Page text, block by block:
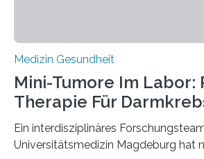
Medizin Gesundheit
Mini-Tumore Im Labor:
Therapie Für
Ein interdisziplinäres
Universitätsmedizin Magdeburg hat